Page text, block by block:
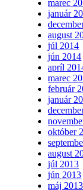
marec
január
august
júl 2014
jún 2014
apríl
marec
február
január
október
august
júl 2013
jún 2013
máj 2013